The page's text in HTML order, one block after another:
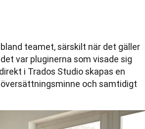
teamet, särskilt när det gäller
var pluginerna som visade sig
i Trados Studio skapas en
och samtidigt